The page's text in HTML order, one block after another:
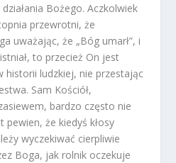
Bożego. Aczkolwiek
przewrotni, że
uważając, że „Bóg umarł”, i
to przecież On jest
historii ludzkiej, nie przestając
Sam Kościół,
bardzo często nie
że kiedyś kłosy
wyczekiwać cierpliwie
Boga, jak rolnik oczekuje